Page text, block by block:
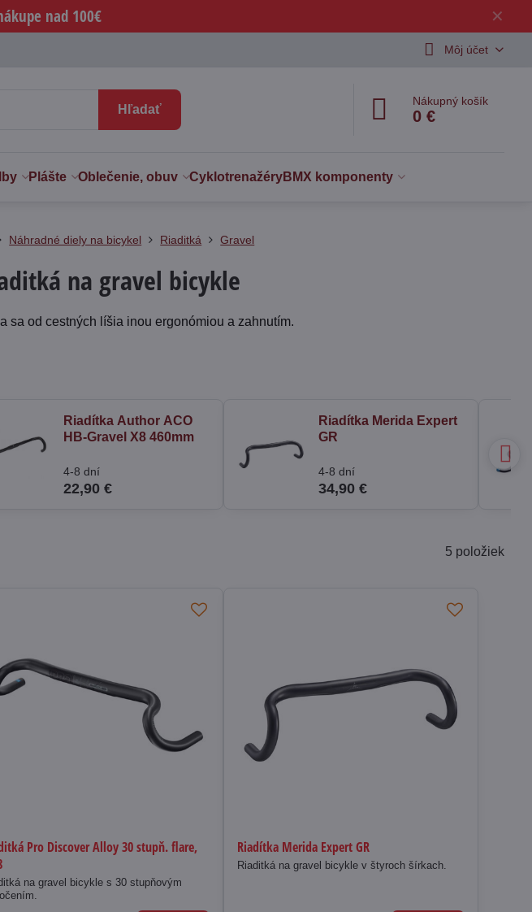
✕
nad 100€
Môj účet
Hľadať
Nákupný košík
0 €
Plášte Oblečenie, obuv CyklotrenažéryBMX komponenty
Náhradné diely na bicykel Riaditká Gravel
na gravel bicykle
sa od cestných líšia inou ergonómiou a zahnutím.
Riadítka Author ACO
HB-Gravel X8 460mm
4-8 dní
22,90 €
Riadítka Merida Expert
GR
4-8 dní
34,90 €
5 položiek
Pro Discover Alloy 30 stupň. flare,
na gravel bicykle s 30 stupňovým
Riadítka Merida Expert GR
Riaditká na gravel bicykle v štyroch šírkach.